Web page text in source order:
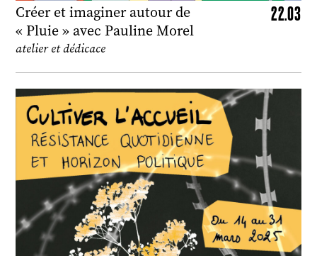
Créer et imaginer autour de
« Pluie » avec Pauline Morel
22.03
atelier et dédicace